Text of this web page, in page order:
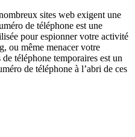
sites web exigent une
de téléphone est une
pour espionner votre activité
ou même menacer votre
téléphone temporaires est un
de téléphone à l’abri de ces